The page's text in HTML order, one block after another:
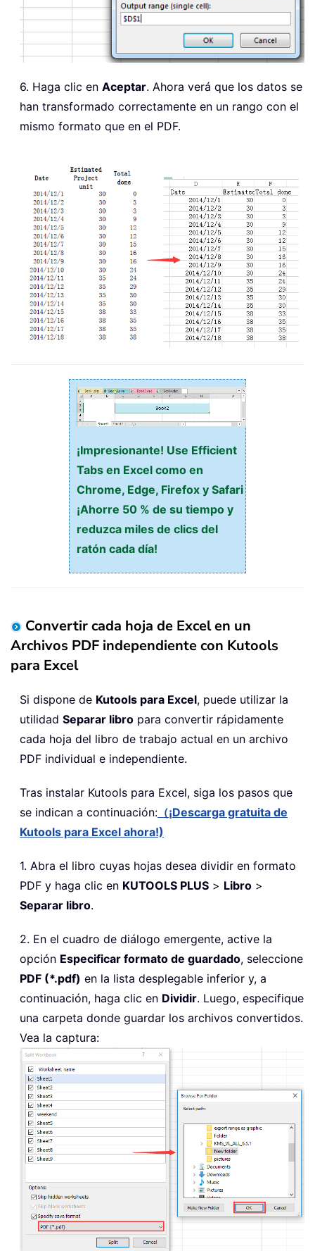
6. Haga clic en Aceptar. Ahora verá que los datos se
han transformado correctamente en un rango con el
mismo formato que en el PDF.
¡Impresionante! Use Efficient
Tabs en Excel como en
Chrome, Edge, Firefox y Safari
¡Ahorre 50 % de su tiempo y
reduzca miles de clics del
ratón cada día!
Convertir cada hoja de Excel en un
Archivos PDF independiente con Kutools
para Excel
Si dispone de Kutools para Excel, puede utilizar la
utilidad Separar libro para convertir rápidamente
cada hoja del libro de trabajo actual en un archivo
PDF individual e independiente.
Tras instalar Kutools para Excel, siga los pasos que
se indican a continuación: （¡Descarga gratuita de
Kutools para Excel ahora!)
1. Abra el libro cuyas hojas desea dividir en formato
PDF y haga clic en KUTOOLS PLUS > Libro >
Separar libro.
2. En el cuadro de diálogo emergente, active la
opción Especificar formato de guardado, seleccione
PDF (*.pdf) en la lista desplegable inferior y, a
continuación, haga clic en Dividir. Luego, especifique
una carpeta donde guardar los archivos convertidos.
Vea la captura: